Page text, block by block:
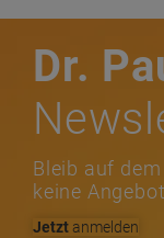
Dr.
Bleib auf
keine
Jetztanmelden